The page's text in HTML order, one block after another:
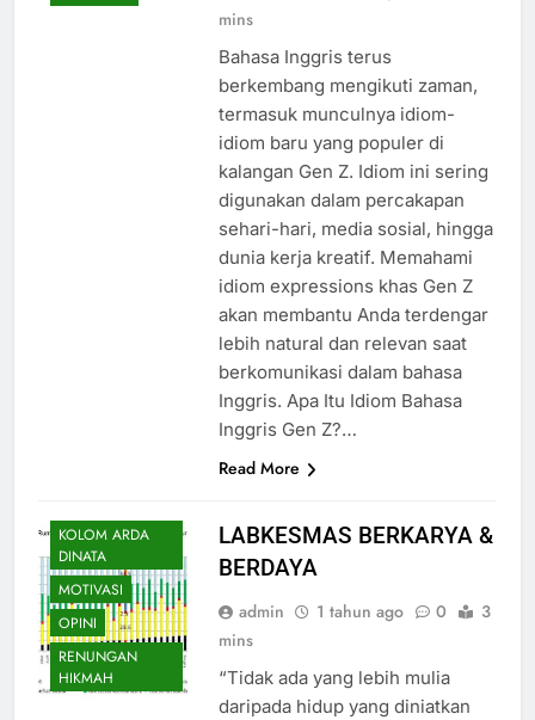
mins
Bahasa Inggris terus
berkembang mengikuti zaman,
termasuk munculnya idiom-
idiom baru yang populer di
kalangan Gen Z. Idiom ini sering
digunakan dalam percakapan
sehari-hari, media sosial, hingga
dunia kerja kreatif. Memahami
idiom expressions khas Gen Z
akan membantu Anda terdengar
lebih natural dan relevan saat
berkomunikasi dalam bahasa
Inggris. Apa Itu Idiom Bahasa
Inggris Gen Z?…
Read More
KOLOM ARDA
DINATA
MOTIVASI
OPINI
RENUNGAN
HIKMAH
LABKESMAS BERKARYA &
BERDAYA
admin 1 tahun ago 0
3
mins
“Tidak ada yang lebih mulia
daripada hidup yang diniatkan